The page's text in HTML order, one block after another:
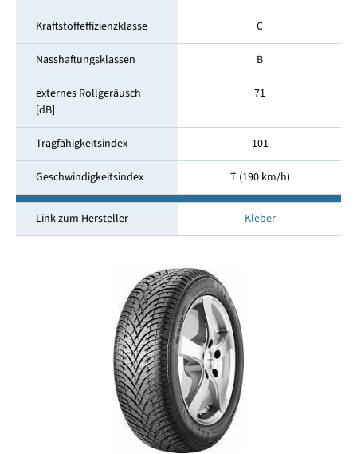
Kraftstoffeffizienzklasse C
Nasshaftungsklassen B
externes Rollgeräusch
[dB]
71
Tragfähigkeitsindex 101
Geschwindigkeitsindex T (190 km/h)
Link zum Hersteller Kleber